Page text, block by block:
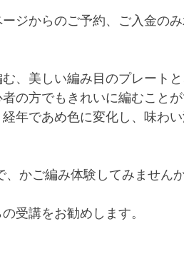
ジからのご予約、ご入金の
、美しい編み目のプレート
の方でもきれいに編むこと
年であめ色に変化し、味わ
かご編み体験してみません
受講をお勧めします。